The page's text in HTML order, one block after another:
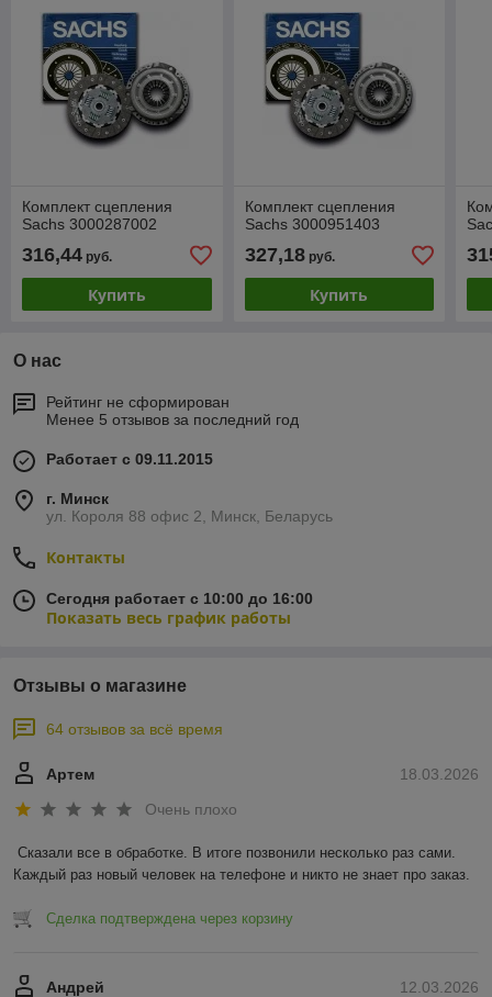
Комплект сцепления
Sachs 3000287002
316,44 руб.
Купить
Комплект сцепления
Sachs 3000951403
327,18руб.
Купить
О нас
Рейтинг не сформирован
Менее 5 отзывов за последний год
Работает с 09.11.2015
г. Минск
ул. Короля 88 офис 2, Минск, Беларусь
Контакты
Сегодня работает с 10:00 до 16:00
Показать весь график работы
Отзывы о магазине
64 отзывов за всё время
18.03.2026
Артем
Очень плохо
Сказали все в обработке. В итоге позвонили несколько раз сами.
Каждый раз новый человек на телефоне и никто не знает про заказ.
Сделка подтверждена через корзину
12.03.2026
Андрей